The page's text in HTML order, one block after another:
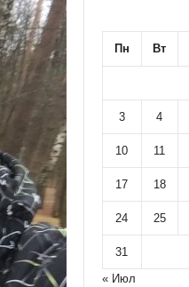
Пн Вт
3 4
10 11
17 18
24 25
31
« Июл